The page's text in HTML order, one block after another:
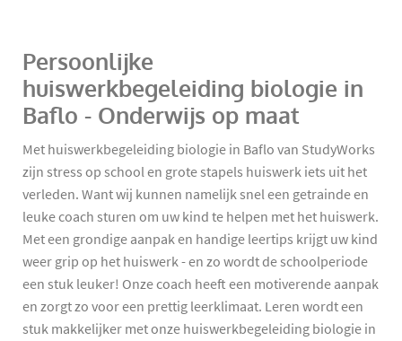
Persoonlijke
huiswerkbegeleiding biologie in
Baflo - Onderwijs op maat
Met huiswerkbegeleiding biologie in Baflo van StudyWorks
zijn stress op school en grote stapels huiswerk iets uit het
verleden. Want wij kunnen namelijk snel een getrainde en
leuke coach sturen om uw kind te helpen met het huiswerk.
Met een grondige aanpak en handige leertips krijgt uw kind
weer grip op het huiswerk - en zo wordt de schoolperiode
een stuk leuker! Onze coach heeft een motiverende aanpak
en zorgt zo voor een prettig leerklimaat. Leren wordt een
stuk makkelijker met onze huiswerkbegeleiding biologie in